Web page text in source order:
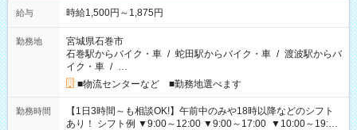
給与 時給1,500円～1,875円
勤務地
宮城県石巻市
石巻駅からバイク・車 / 蛇田駅からバイク・車 / 渡波駅からバ
イク・車 / …
■物流センターなど ■勤務地選べます
勤務時間
【1日3時間～も相談OK!】午前中のみや18時以降などのシフト
あり！ シフト例 ▼9:00～12:00 ▼9:00～17:00 ▼10:00～19:00